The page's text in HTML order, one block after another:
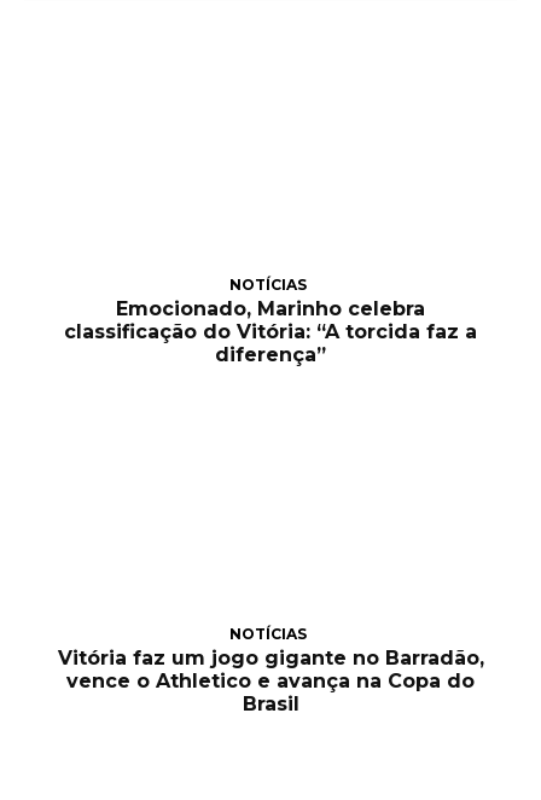
NOTÍCIAS
Emocionado, Marinho celebra
classificação do Vitória: “A torcida faz a
diferença”
NOTÍCIAS
Vitória faz um jogo gigante no Barradão,
vence o Athletico e avança na Copa do
Brasil